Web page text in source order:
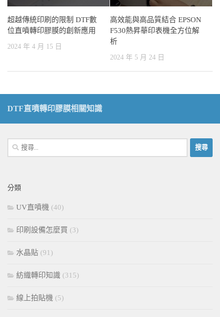
超越傳統印刷的限制 DTF數
位直噴轉印膠膜的創新應用
2024 年 4 月 15 日
高效能與高品質結合 EPSON
F530熱昇華印表機全方位解
析
2024 年 5 月 24 日
DTF直噴轉印膠膜相關知識
搜
尋
字:
分類
UV直噴機 (40)
印刷設備怎麼買 (3)
水晶貼 (91)
紡織轉印知識 (315)
線上拍貼機 (5)